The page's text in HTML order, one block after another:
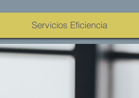
Servicios Eficiencia